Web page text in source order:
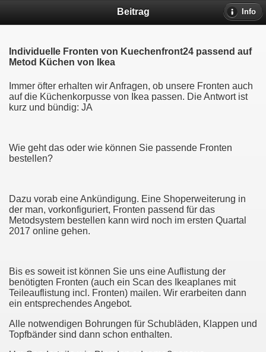
Beitrag Info
Individuelle Fronten von Kuechenfront24 passend auf
Metod Küchen von Ikea
Immer öfter erhalten wir Anfragen, ob unsere Fronten auch
auf die Küchenkorpusse von Ikea passen. Die Antwort ist
kurz und bündig: JA
Wie geht das oder wie können Sie passende Fronten
bestellen?
Dazu vorab eine Ankündigung. Eine Shoperweiterung in
der man, vorkonfiguriert, Fronten passend für das
Metodsystem bestellen kann wird noch im ersten Quartal
2017 online gehen.
Bis es soweit ist können Sie uns eine Auflistung der
benötigten Fronten (auch ein Scan des Ikeaplanes mit
Teileauflistung incl. Fronten) mailen. Wir erarbeiten dann
ein entsprechendes Angebot.
Alle notwendigen Bohrungen für Schubläden, Klappen und
Topfbänder sind dann schon enthalten.